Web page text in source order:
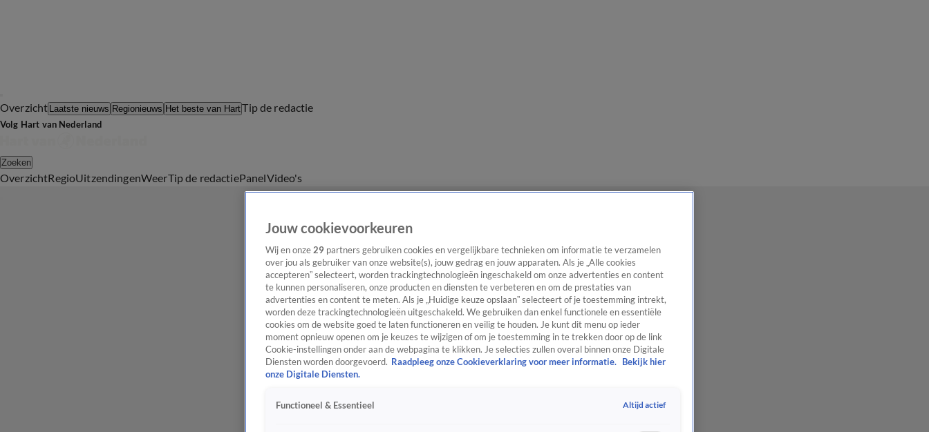
Overzicht Laatste nieuws Regionieuws Het beste van HartTip de redactie
Volg Hart van Nederland
Zoeken
OverzichtRegioUitzendingenWeerTip de redactiePanelVideo's
Jouw cookievoorkeuren
Wij en onze 29 partners gebruiken cookies en vergelijkbare technieken om informatie te verzamelen
over jou als gebruiker van onze website(s), jouw gedrag en jouw apparaten. Als je „Alle cookies
accepteren” selecteert, worden trackingtechnologieën ingeschakeld om onze advertenties en content
te kunnen personaliseren, onze producten en diensten te verbeteren en om de prestaties van
advertenties en content te meten. Als je „Huidige keuze opslaan” selecteert of je toestemming intrekt,
worden deze trackingtechnologieën uitgeschakeld. We gebruiken dan enkel functionele en essentiële
cookies om de website goed te laten functioneren en veilig te houden. Je kunt dit menu op ieder
moment opnieuw openen om je keuzes te wijzigen of om je toestemming in te trekken door op de link
Cookie-instellingen onder aan de webpagina te klikken. Je selecties zullen overal binnen onze Digitale
Diensten worden doorgevoerd. Raadpleeg onze Cookieverklaring voor meer informatie.
Bekijk hier
onze Digitale Diensten.
Functioneel & Essentieel Altijd actief